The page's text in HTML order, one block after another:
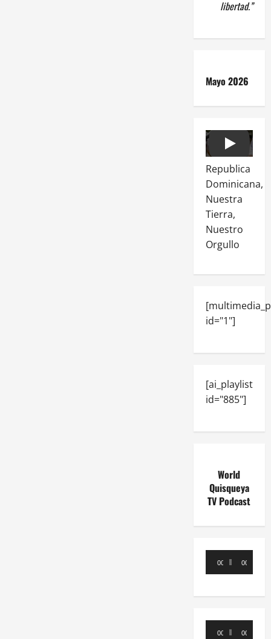
libertad.”
Mayo 2026
Play
Republica
Dominicana,
Nuestra
Tierra,
Nuestro
Orgullo
id="1"]
[ai_playlist
id="885"]
World
Quisqueya
TV Podcast
Reproductor
de
00:00 00:00
Reproductor
00:00 00:00